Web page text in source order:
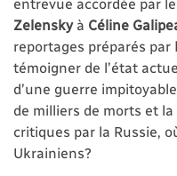
Zelenskyà Céline
reportages préparés par
témoigner de l’état
d’une guerre
de milliers de morts et
critiques par la Russie,
Ukrainiens?